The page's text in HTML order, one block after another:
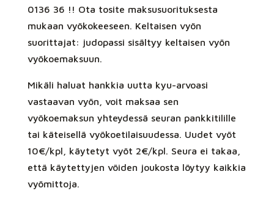
0136 36 !! Ota tosite maksusuorituksesta
mukaan vyökokeeseen. Keltaisen vyön
suorittajat: judopassi sisältyy keltaisen vyön
vyökoemaksuun.
Mikäli haluat hankkia uutta kyu-arvoasi
vastaavan vyön, voit maksaa sen
vyökoemaksun yhteydessä seuran pankkitilille
tai käteisellä vyökoetilaisuudessa. Uudet vyöt
10€/kpl, käytetyt vyöt 2€/kpl. Seura ei takaa,
että käytettyjen vöiden joukosta löytyy kaikkia
vyömittoja.